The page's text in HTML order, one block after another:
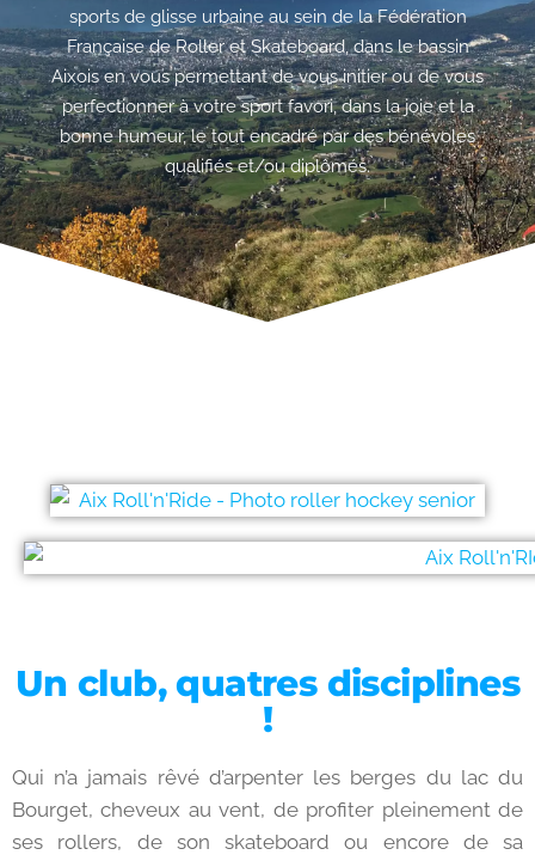
sports de glisse urbaine au sein de la Fédération
Française de Roller et Skateboard, dans le bassin
Aixois en vous permettant de vous initier ou de vous
perfectionner à votre sport favori, dans la joie et la
bonne humeur, le tout encadré par des bénévoles
qualifiés et/ou diplômés.
Un club, quatres disciplines
!
Qui n’a jamais rêvé d’arpenter les berges du lac du
Bourget, cheveux au vent, de profiter pleinement de
ses rollers, de son skateboard ou encore de sa